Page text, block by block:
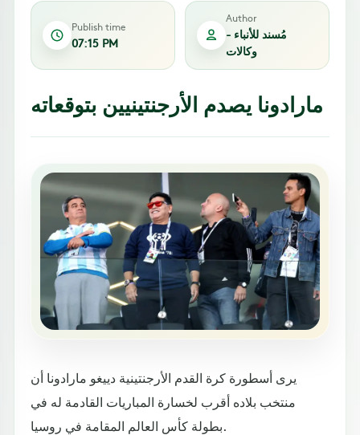
Publish time
07:15 PM
Author
مُسند للأنباء -
وكالات
مارادونا يصدم الأرجنتينيين بتوقعاته
يرى أسطورة كرة القدم الأرجنتينية دييغو مارادونا أن
منتخب بلاده أقرب لخسارة المباريات القادمة له في
بطولة كأس العالم المقامة في روسيا.